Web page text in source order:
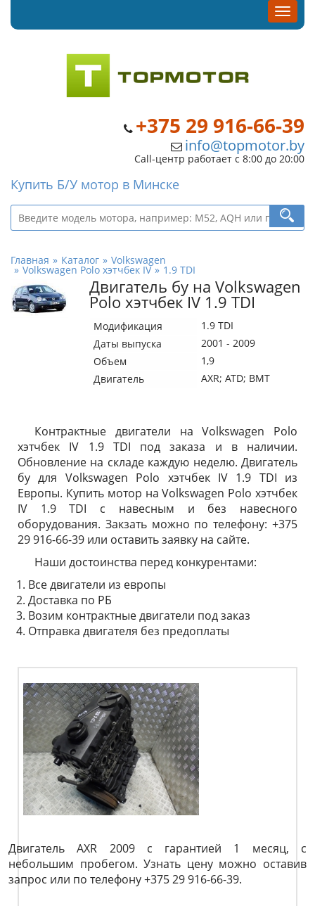
+375 29 916-66-39
info@topmotor.by
Call-центр работает с 8:00 до 20:00
Купить Б/У мотор в Минске
Главная Каталог Volkswagen
Volkswagen Polo хэтчбек IV 1.9 TDI
Двигатель бу на Volkswagen
Polo хэтчбек IV 1.9 TDI
Модификация
1.9 TDI
Даты выпуска
2001 - 2009
Объем
1,9
Двигатель
AXR; ATD; BMT
Контрактные двигатели на Volkswagen Polo
хэтчбек IV 1.9 TDI под заказа и в наличии.
Обновление на складе каждую неделю. Двигатель
бу для Volkswagen Polo хэтчбек IV 1.9 TDI из
Европы. Купить мотор на Volkswagen Polo хэтчбек
IV 1.9 TDI с навесным и без навесного
оборудования. Закзать можно по телефону: +375
29 916-66-39 или оставить заявку на сайте.
Наши достоинства перед конкурентами:
Все двигатели из европы
Доставка по РБ
Возим контрактные двигатели под заказ
Отправка двигателя без предоплаты
Двигатель AXR 2009 с гарантией 1 месяц, с
небольшим пробегом. Узнать цену можно оставив
запрос или по телефону +375 29 916-66-39.